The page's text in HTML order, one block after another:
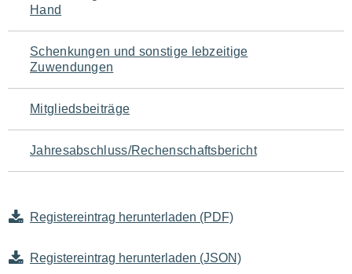
Hand
Schenkungen und sonstige lebzeitige
Zuwendungen
Mitgliedsbeiträge
Jahresabschluss/Rechenschaftsbericht
Registereintrag herunterladen (PDF)
Registereintrag herunterladen (JSON)